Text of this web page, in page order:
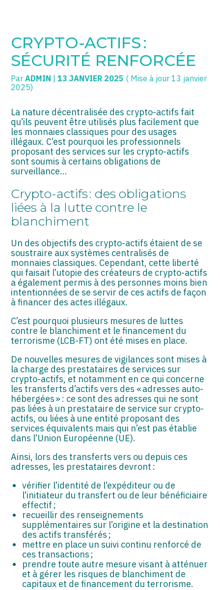
SOGECC – Noisy
SOGECC – Turbigo
COMMERÇANTS
SCI / LMNP
PROFESSIONS LIBÉRALES
HOLDING
PARTICULIERS
IMPATRIÉ / EXPATRIÉ
ASSOCIATIONS
START-UP
SECTEUR AUDIOVISUEL
Gérer votre quotidien
Développer votre entreprise
Construire votre patrimoine
Être prêt pour la facturation
électronique
CRYPTO-ACTIFS :
SÉCURITÉ RENFORCÉE
ParADMIN |13 JANVIER 2025 ( Mise à jour 13 janvier
2025)
La nature décentralisée des crypto-actifs fait
qu’ils peuvent être utilisés plus facilement que
les monnaies classiques pour des usages
illégaux. C’est pourquoi les professionnels
proposant des services sur les crypto-actifs
sont soumis à certains obligations de
surveillance…
Crypto-actifs : des obligations
liées à la lutte contre le
blanchiment
Un des objectifs des crypto-actifs étaient de se
soustraire aux systèmes centralisés de
monnaies classiques. Cependant, cette liberté
qui faisait l’utopie des créateurs de crypto-actifs
a également permis à des personnes moins bien
intentionnées de se servir de ces actifs de façon
à financer des actes illégaux.
C’est pourquoi plusieurs mesures de luttes
contre le blanchiment et le financement du
terrorisme (LCB-FT) ont été mises en place.
De nouvelles mesures de vigilances sont mises à
la charge des prestataires de services sur
crypto-actifs, et notamment en ce qui concerne
les transferts d’actifs vers des « adresses auto-
hébergées » : ce sont des adresses qui ne sont
pas liées à un prestataire de service sur crypto-
actifs, ou liées à une entité proposant des
services équivalents mais qui n’est pas établie
dans l’Union Européenne (UE).
Ainsi, lors des transferts vers ou depuis ces
adresses, les prestataires devront :
vérifier l’identité de l’expéditeur ou de
l’initiateur du transfert ou de leur bénéficiaire
effectif ;
recueillir des renseignements
supplémentaires sur l’origine et la destination
des actifs transférés ;
mettre en place un suivi continu renforcé de
ces transactions ;
prendre toute autre mesure visant à atténuer
et à gérer les risques de blanchiment de
capitaux et de financement du terrorisme.